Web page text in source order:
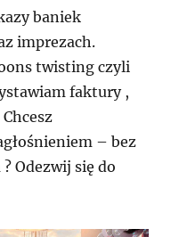
baniek
imprezach.
twisting czyli
faktury ,
– bez
Odezwij się do